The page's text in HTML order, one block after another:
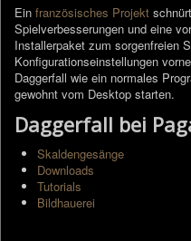
Ein französisches Projekt
Spielverbesserungen und eine
Installerpaket zum sorgenfreien
Konfigurationseinstellungen
Daggerfall wie ein normales
gewohnt vom Desktop starten.
Daggerfall bei
Skaldengesänge
Downloads
Tutorials
Bildhauerei